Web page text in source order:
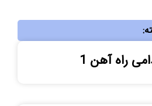
راه آهن 1